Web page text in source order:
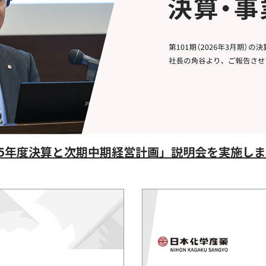
度決算と次期中期経営計画」説明会を実施し